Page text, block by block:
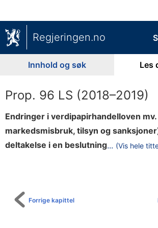
Regjeringen.no
Innhold og søk Les
Prop. 96 LS (2018–2019)
Endringer i verdipapirhandelloven
markedsmisbruk, tilsyn og
deltakelse i en beslutning... (Vis hele
Forrige kapittel